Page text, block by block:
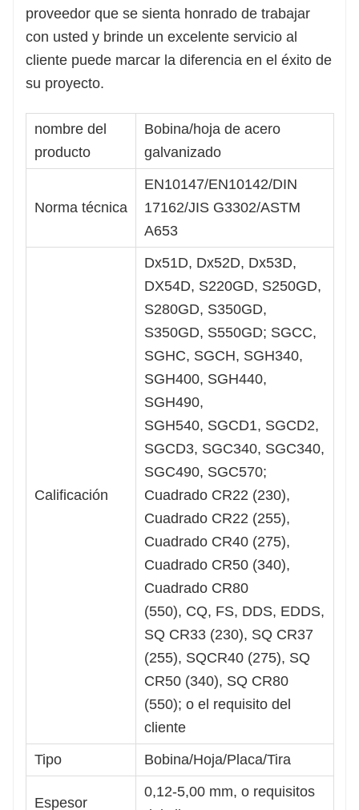
proveedor que se sienta honrado de trabajar
con usted y brinde un excelente servicio al
cliente puede marcar la diferencia en el éxito de
su proyecto.
nombre del
producto
Bobina/hoja de acero
galvanizado
Norma técnica
EN10147/EN10142/DIN
17162/JIS G3302/ASTM
A653
Calificación
Dx51D, Dx52D, Dx53D,
DX54D, S220GD, S250GD,
S280GD, S350GD,
S350GD, S550GD; SGCC,
SGHC, SGCH, SGH340,
SGH400, SGH440,
SGH490,
SGH540, SGCD1, SGCD2,
SGCD3, SGC340, SGC340,
SGC490, SGC570;
Cuadrado CR22 (230),
Cuadrado CR22 (255),
Cuadrado CR40 (275),
Cuadrado CR50 (340),
Cuadrado CR80
(550), CQ, FS, DDS, EDDS,
SQ CR33 (230), SQ CR37
(255), SQCR40 (275), SQ
CR50 (340), SQ CR80
(550); o el requisito del
cliente
Tipo
Bobina/Hoja/Placa/Tira
Espesor
0,12-5,00 mm, o requisitos